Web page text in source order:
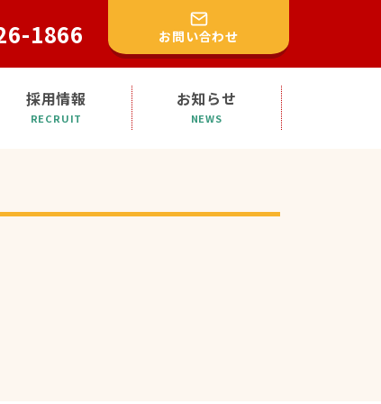
1866 お問い合わせ
採用情報
RECRUIT
お知らせ
NEWS